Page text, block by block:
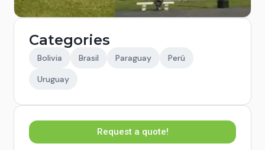
Categories
Bolivia Brasil Paraguay
Perú
Uruguay
Request a quote!